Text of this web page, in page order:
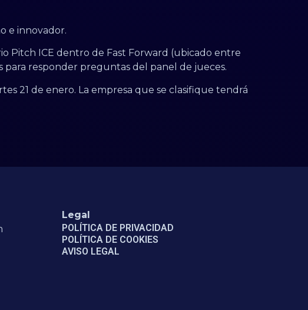
e innovador.
Pitch ICE dentro de Fast Forward (ubicado entre
para responder preguntas del panel de jueces.
21 de enero. La empresa que se clasifique tendrá
Legal
POLÍTICA DE PRIVACIDAD
POLÍTICA DE COOKIES
AVISO LEGAL